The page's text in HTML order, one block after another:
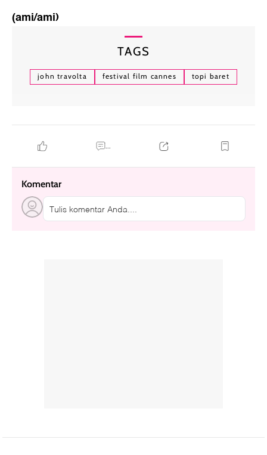
(ami/ami)
TAGS
john travolta festival film cannes topi baret
...
Komentar
Tulis komentar Anda....